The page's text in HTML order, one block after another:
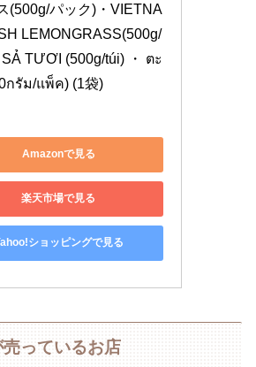
(500g/パック)・VIETNA
LEMONGRASS(500g/
TƯƠI (500g/túi) ・ ตะ
กรัม/แพ็ค) (1袋)
Amazonで見る
楽天市場で見る
ショッピングで見る
っているお店